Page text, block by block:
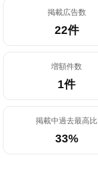
掲載広告数
22件
増額件数
1件
掲載中過去最高比
33%